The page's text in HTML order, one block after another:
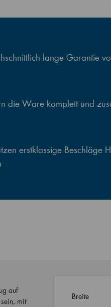
lange Garantie
die Ware komplett und
erstklassige Beschläge
auf
mit
Breite